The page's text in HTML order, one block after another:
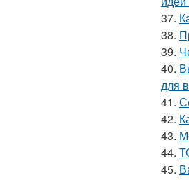
37.
38.
39.
40.
для
41.
42.
43.
44.
45.